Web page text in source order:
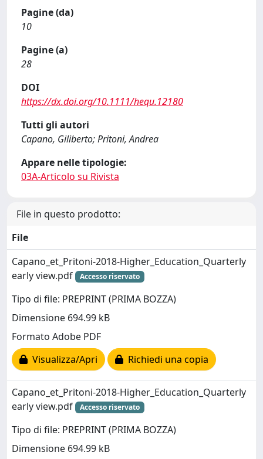
Pagine (da)
10
Pagine (a)
28
DOI
https://dx.doi.org/10.1111/hequ.12180
Tutti gli autori
Capano, Giliberto; Pritoni, Andrea
Appare nelle tipologie:
03A-Articolo su Rivista
File in questo prodotto:
File
Capano_et_Pritoni-2018-Higher_Education_Quarterly
early view.pdf
Accesso riservato
Tipo di file: PREPRINT (PRIMA BOZZA)
Dimensione 694.99 kB
Formato Adobe PDF
Visualizza/Apri
Richiedi una copia
Capano_et_Pritoni-2018-Higher_Education_Quarterly
early view.pdf
Accesso riservato
Tipo di file: PREPRINT (PRIMA BOZZA)
Dimensione 694.99 kB